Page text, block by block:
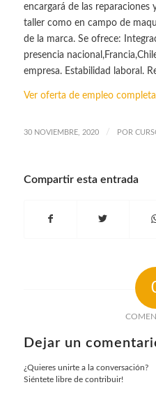
encargará de las
taller como en campo de
de la marca. Se ofrece:
presencia
empresa. Estabilidad laboral.
Ver oferta de empleo
30 NOVIEMBRE, 2020 / POR
Compartir esta entrada
Dejar un
¿Quieres unirte a la conversación?
Siéntete libre de contribuir!